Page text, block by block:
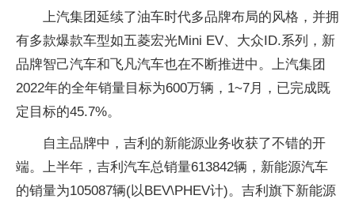
上汽集团延续了油车时代多品牌布局的风格，并拥
有多款爆款车型如五菱宏光Mini EV、大众ID.系列，新
品牌智己汽车和飞凡汽车也在不断推进中。上汽集团
2022年的全年销量目标为600万辆，1~7月，已完成既
定目标的45.7%。
自主品牌中，吉利的新能源业务收获了不错的开
端。上半年，吉利汽车总销量613842辆，新能源汽车
的销量为105087辆(以BEV\PHEV计)。吉利旗下新能源